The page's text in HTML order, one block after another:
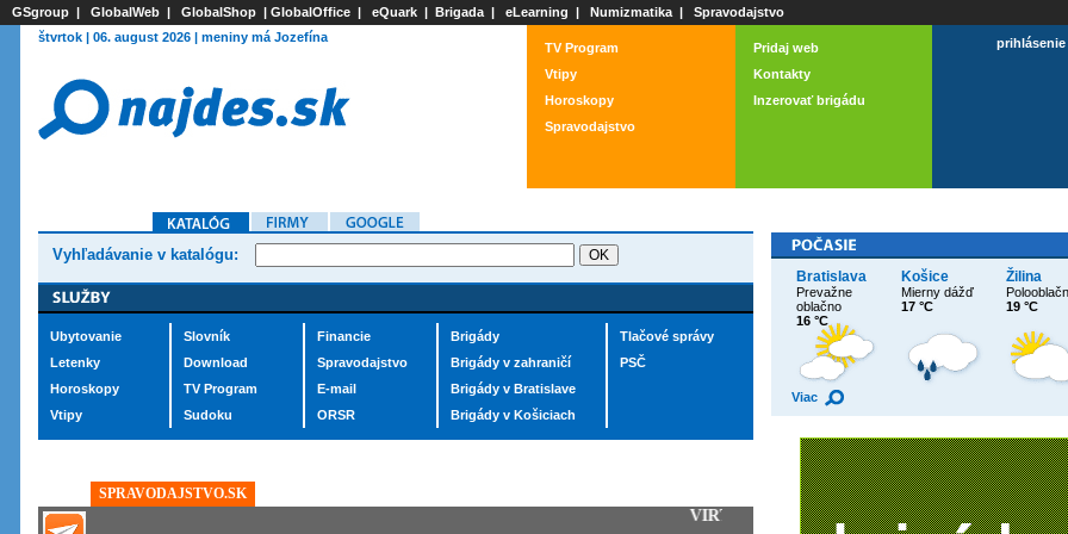
GSgroup | GlobalWeb | GlobalShop | GlobalOffice | eQuark | Brigada | eLearning | Numizmatika | Spravodajstvo
štvrtok | 06. august 2026 | meniny má Jozefína
TV Program
Vtipy
Horoskopy
Spravodajstvo
Pridaj web
Kontakty
Inzerovať brigádu
prihlásenie
Vyhľadávanie v katalógu:
Ubytovanie
Letenky
Horoskopy
Vtipy
Slovník
Download
TV Program
Sudoku
Financie
Spravodajstvo
E-mail
ORSR
Brigády
Brigády v zahraničí
Brigády v Bratislave
Brigády v Košiciach
Tlačové správy
PSČ
Bratislava
Prevažne
oblačno
16 °C
Košice
Mierny dážď
17 °C
Žilina
19 °C
Viac